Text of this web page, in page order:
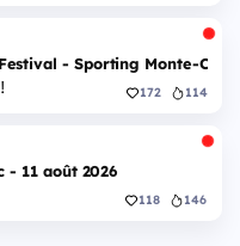
- Sporting Monte-
172 114
- 11 août 2026
118 146